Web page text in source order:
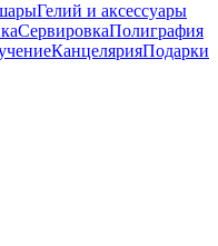
Гелий и аксессуары
СервировкаПолиграфия
КанцелярияПодарки